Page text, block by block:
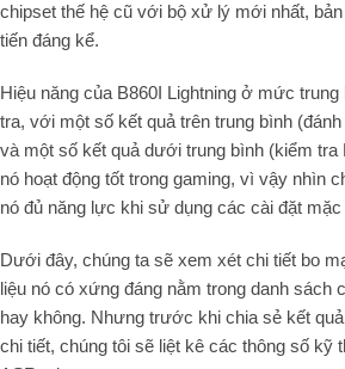
chipset thế hệ cũ với bộ xử lý mới nhất,
tiến đáng kể.
Hiệu năng của B860I Lightning ở mức
tra, với một số kết quả trên trung bình
và một số kết quả dưới trung bình (kiểm tra
nó hoạt động tốt trong gaming, vì vậy nhìn
nó đủ năng lực khi sử dụng các cài đặt mặc
Dưới đây, chúng ta sẽ xem xét chi tiết bo
liệu nó có xứng đáng nằm trong danh sách
hay không. Nhưng trước khi chia sẻ kết
chi tiết, chúng tôi sẽ liệt kê các thông số kỹ